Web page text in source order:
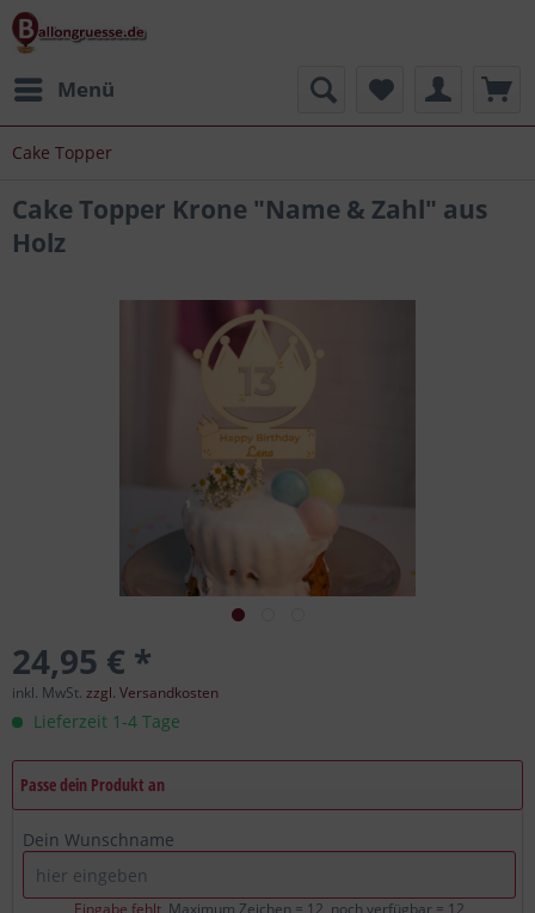
Menü
Cake Topper
Cake Topper Krone "Name & Zahl" aus
Holz
24,95 € *
inkl. MwSt. zzgl. Versandkosten
Lieferzeit 1-4 Tage
Passe dein Produkt an
Dein Wunschname
Eingabe fehlt Maximum Zeichen = 12, noch verfügbar = 12